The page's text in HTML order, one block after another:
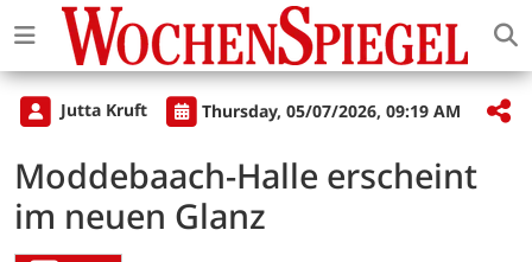
Jutta Kruft Thursday, 05/07/2026, 09:19 AM
Moddebaach-Halle erscheint
im neuen Glanz